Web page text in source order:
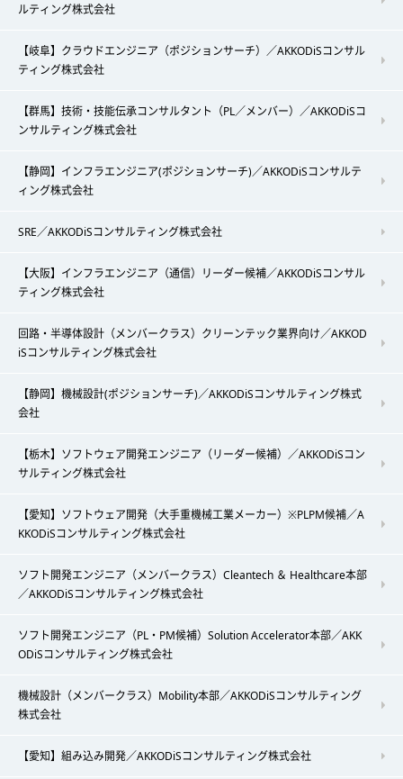
ルティング株式会社
【岐阜】クラウドエンジニア（ポジションサーチ）／AKKODiSコンサル
ティング株式会社
【群馬】技術・技能伝承コンサルタント（PL／メンバー）／AKKODiSコ
ンサルティング株式会社
【静岡】インフラエンジニア(ポジションサーチ)／AKKODiSコンサルテ
ィング株式会社
SRE／AKKODiSコンサルティング株式会社
【大阪】インフラエンジニア（通信）リーダー候補／AKKODiSコンサル
ティング株式会社
回路・半導体設計（メンバークラス）クリーンテック業界向け／AKKOD
iSコンサルティング株式会社
【静岡】機械設計(ポジションサーチ)／AKKODiSコンサルティング株式
会社
【栃木】ソフトウェア開発エンジニア（リーダー候補）／AKKODiSコン
サルティング株式会社
【愛知】ソフトウェア開発（大手重機械工業メーカー）※PLPM候補／A
KKODiSコンサルティング株式会社
ソフト開発エンジニア（メンバークラス）Cleantech ＆ Healthcare本部
／AKKODiSコンサルティング株式会社
ソフト開発エンジニア（PL・PM候補）Solution Accelerator本部／AKK
ODiSコンサルティング株式会社
機械設計（メンバークラス）Mobility本部／AKKODiSコンサルティング
株式会社
【愛知】組み込み開発／AKKODiSコンサルティング株式会社